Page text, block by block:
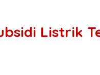
Listrik